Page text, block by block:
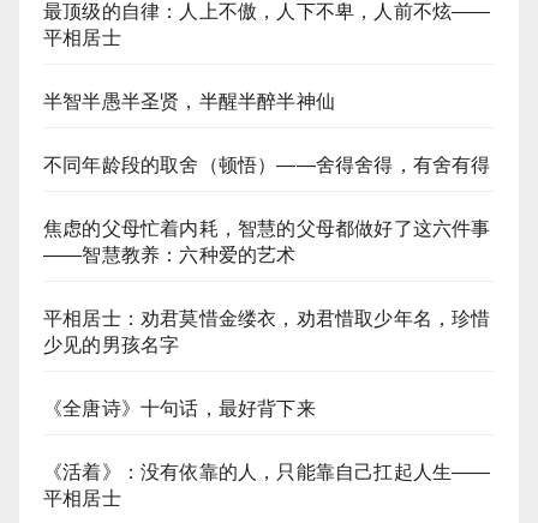
最顶级的自律：人上不傲，人下不卑，人前不炫——
平相居士
半智半愚半圣贤，半醒半醉半神仙
不同年龄段的取舍（顿悟）——舍得舍得，有舍有得
焦虑的父母忙着内耗，智慧的父母都做好了这六件事
——智慧教养：六种爱的艺术​
平相居士：劝君莫惜金缕衣，劝君惜取少年名，珍惜
少见的男孩名字
《全唐诗》十句话，最好背下来
《活着》：没有依靠的人，只能靠自己扛起人生——
平相居士